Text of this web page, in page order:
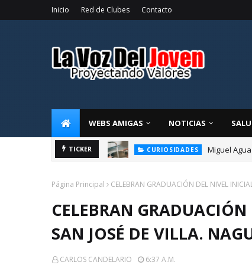
Inicio Red de Clubes Contacto
WEBS AMIGAS NOTICIAS
TICKER CURIOSIDADES Miguel
Página Principal CELEBRAN GRADUACIÓN DEL NIVEL
CELEBRAN
SAN JOSÉ DE VILLA.
CARLOS CANDELARIO 6:37 A.m.